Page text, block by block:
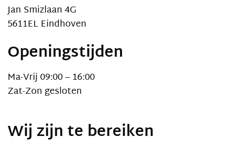
Jan Smizlaan 4G
5611EL Eindhoven
Openingstijden
Ma-Vrij 09:00 – 16:00
Zat-Zon gesloten
Wij zijn te bereiken